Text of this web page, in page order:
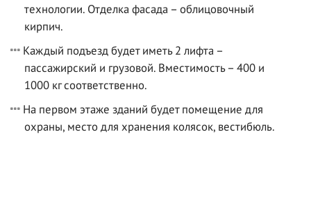
технологии. Отделка фасада – облицовочный
кирпич.
Каждый подъезд будет иметь 2 лифта –
пассажирский и грузовой. Вместимость – 400 и
1000 кг соответственно.
На первом этаже зданий будет помещение для
охраны, место для хранения колясок, вестибюль.